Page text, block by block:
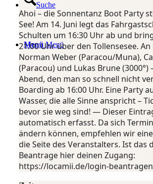
Suche
Menü Menü
Ahoi – die Sonnentanz Boot Party
See! Am 14. Juni legt das
Schulten um 16:30 Uhr ab und
21:00 Uhr über den Tollensesee. An
Norman Weber (Paracou/Muna),
(Paracou) und Lukas Brune (3000°)
Abend, den man so schnell nicht
Boarding ab 16:00 Uhr. Eine Party
Wasser, die alle Sinne anspricht –
bevor sie weg sind! — Dieser
automatisch erfasst. Da sich
ändern können, empfehlen wir
die Seite des Veranstalters. Ist das
Beantrage hier deinen Zugang:
https://locamii.de/login-